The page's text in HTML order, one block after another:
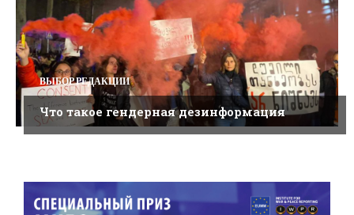
ВЫБОР РЕДАКЦИИ
Что такое гендерная дезинформация